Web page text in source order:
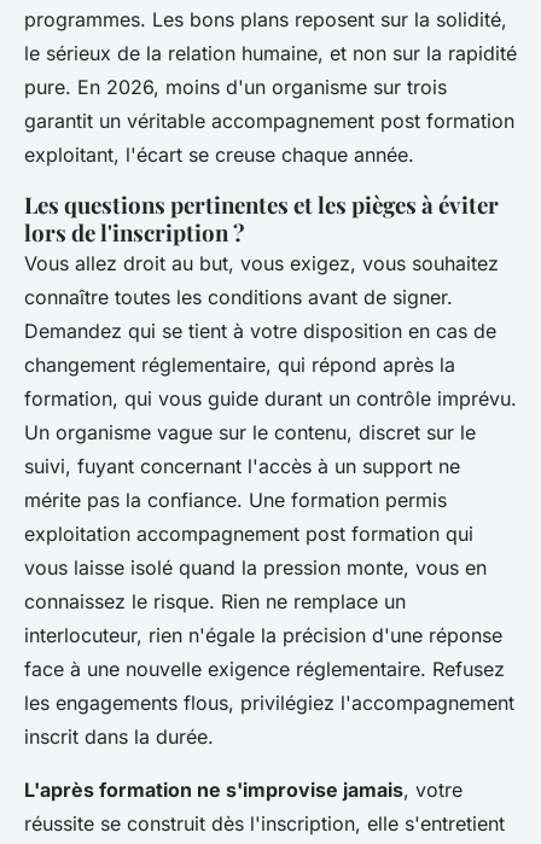
programmes. Les bons plans reposent sur la solidité,
le sérieux de la relation humaine, et non sur la rapidité
pure. En 2026, moins d'un organisme sur trois
garantit un véritable accompagnement post formation
exploitant, l'écart se creuse chaque année.
Les questions pertinentes et les pièges à éviter
lors de l'inscription ?
Vous allez droit au but, vous exigez, vous souhaitez
connaître toutes les conditions avant de signer.
Demandez qui se tient à votre disposition en cas de
changement réglementaire, qui répond après la
formation, qui vous guide durant un contrôle imprévu.
Un organisme vague sur le contenu, discret sur le
suivi, fuyant concernant l'accès à un support ne
mérite pas la confiance. Une formation permis
exploitation accompagnement post formation qui
vous laisse isolé quand la pression monte, vous en
connaissez le risque. Rien ne remplace un
interlocuteur, rien n'égale la précision d'une réponse
face à une nouvelle exigence réglementaire. Refusez
les engagements flous, privilégiez l'accompagnement
inscrit dans la durée.
L'après formation ne s'improvise jamais, votre
réussite se construit dès l'inscription, elle s'entretient